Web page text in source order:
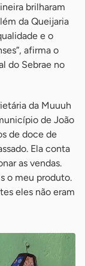
brilharam
da Queijaria
e o
afirma o
do Sebrae no
da Muuuh
de João
de doce de
Ela conta
as vendas.
o meu produto.
eles não eram